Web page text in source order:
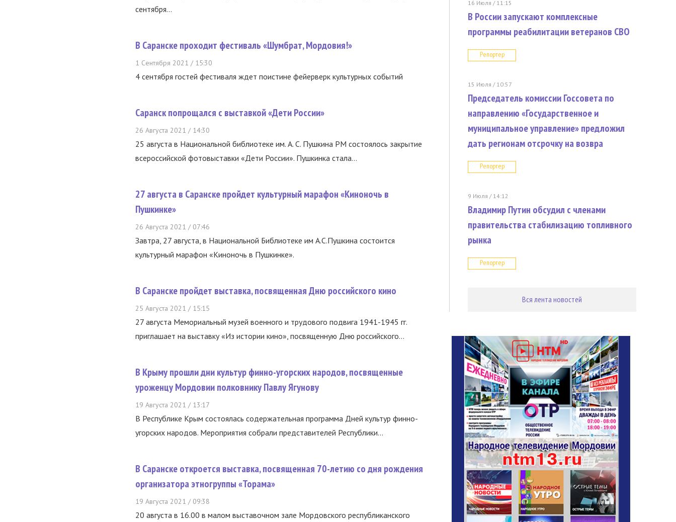
сентября...
В Саранске проходит фестиваль «Шумбрат, Мордовия!»
1 Сентября 2021 / 15:30
4 сентября гостей фестиваля ждет поистине фейерверк культурных событий
Саранск попрощался с выставкой «Дети России»
26 Августа 2021 / 14:30
25 августа в Национальной библиотеке им. А. С. Пушкина РМ состоялось закрытие
всероссийской фотовыставки «Дети России». Пушкинка стала...
27 августа в Саранске пройдет культурный марафон «Киноночь в
Пушкинке»
26 Августа 2021 / 07:46
Завтра, 27 августа, в Национальной Библиотеке им А.С.Пушкина состоится
культурный марафон «Киноночь в Пушкинке».
В Саранске пройдет выставка, посвященная Дню российского кино
25 Августа 2021 / 15:15
27 августа Мемориальный музей военного и трудового подвига 1941-1945 гг.
приглашает на выставку «Из истории кино», посвященную Дню российского...
В Крыму прошли дни культур финно-угорских народов, посвященные
уроженцу Мордовии полковнику Павлу Ягунову
19 Августа 2021 / 13:17
В Республике Крым состоялась содержательная программа Дней культур финно-
угорских народов. Мероприятия собрали представителей Республики...
В Саранске откроется выставка, посвященная 70-летию со дня рождения
организатора этногруппы «Торама»
19 Августа 2021 / 09:38
20 августа в 16.00 в малом выставочном зале Мордовского республиканского
16 Июля / 11:15
В России запускают комплексные
программы реабилитации ветеранов СВО
Репортер
15 Июля / 10:57
Председатель комиссии Госсовета по
направлению «Государственное и
муниципальное управление» предложил
дать регионам отсрочку на возвра
Репортер
9 Июля / 14:12
Владимир Путин обсудил с членами
правительства стабилизацию топливного
рынка
Репортер
Вся лента новостей